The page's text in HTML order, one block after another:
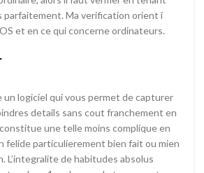
parfaitement. Ma verification orient i
et en ce qui concerne ordinateurs.
un logiciel qui vous permet de capturer
details sans cout franchement en
une telle moins complique en
felide particulierement bien fait ou mien
L’integralite de habitudes absolus